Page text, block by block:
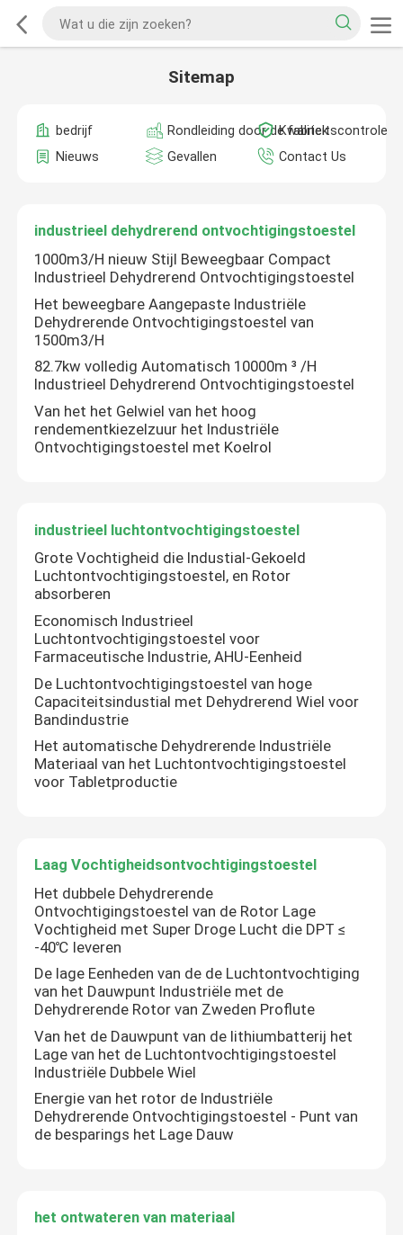
Sitemap
bedrijf Rondleiding door de fabriekKwaliteitscontrole
Nieuws
Gevallen Contact Us
industrieel dehydrerend ontvochtigingstoestel
1000m3/H nieuw Stijl Beweegbaar Compact
Industrieel Dehydrerend Ontvochtigingstoestel
Het beweegbare Aangepaste Industriële
Dehydrerende Ontvochtigingstoestel van
1500m3/H
82.7kw volledig Automatisch 10000m ³ /H
Industrieel Dehydrerend Ontvochtigingstoestel
Van het het Gelwiel van het hoog
rendementkiezelzuur het Industriële
Ontvochtigingstoestel met Koelrol
industrieel luchtontvochtigingstoestel
Grote Vochtigheid die Industial-Gekoeld
Luchtontvochtigingstoestel, en Rotor
absorberen
Economisch Industrieel
Luchtontvochtigingstoestel voor
Farmaceutische Industrie, AHU-Eenheid
De Luchtontvochtigingstoestel van hoge
Capaciteitsindustial met Dehydrerend Wiel voor
Bandindustrie
Het automatische Dehydrerende Industriële
Materiaal van het Luchtontvochtigingstoestel
voor Tabletproductie
Laag Vochtigheidsontvochtigingstoestel
Het dubbele Dehydrerende
Ontvochtigingstoestel van de Rotor Lage
Vochtigheid met Super Droge Lucht die DPT ≤
-40℃ leveren
De lage Eenheden van de de Luchtontvochtiging
van het Dauwpunt Industriële met de
Dehydrerende Rotor van Zweden Proflute
Van het de Dauwpunt van de lithiumbatterij het
Lage van het de Luchtontvochtigingstoestel
Industriële Dubbele Wiel
Energie van het rotor de Industriële
Dehydrerende Ontvochtigingstoestel - Punt van
de besparings het Lage Dauw
het ontwateren van materiaal